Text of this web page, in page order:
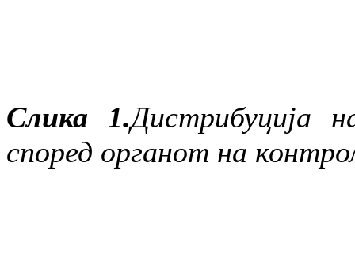
Слика 1.Дистрибуција
според органот на